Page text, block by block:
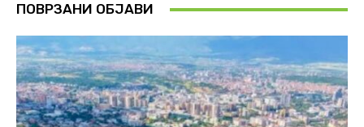
ПОВРЗАНИ ОБЈАВИ